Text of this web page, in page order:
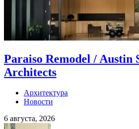
Paraiso Remodel / Austin
Architects
Архитектура
Новости
6 августа, 2026